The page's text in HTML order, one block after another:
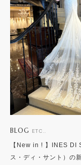
BLOG ETC..
【New in ! 】INES DI
ス・ディ・サント）の